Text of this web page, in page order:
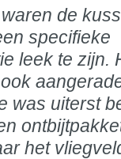
de
specifieke
leek te zijn.
was uiterst
het